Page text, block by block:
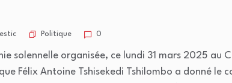
Politique 0
solennelle organisée, ce lundi 31 mars 2025
Félix Antoine Tshisekedi Tshilombo a donné le